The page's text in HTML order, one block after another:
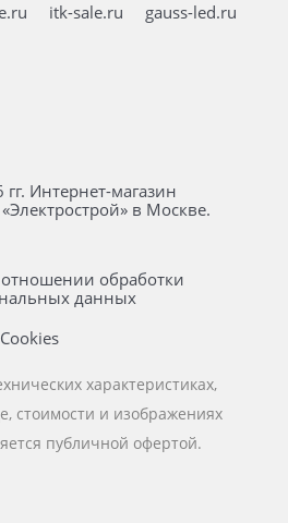
itk-sale.ru
gauss-led.ru
Интернет-магазин
в Москве.
обработки
данных
характеристиках,
стоимости и изображениях
публичной офертой.